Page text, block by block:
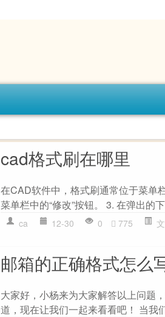
cad格式刷在哪里
在CAD软件中，格式刷通常位于菜单
菜单栏中的“修改”按钮。 3. 在弹出的
ca 12-30 0 775
邮箱的正确格式怎么
大家好，小杨来为大家解答以上问题
道，现在让我们一起来看看吧！ 当我